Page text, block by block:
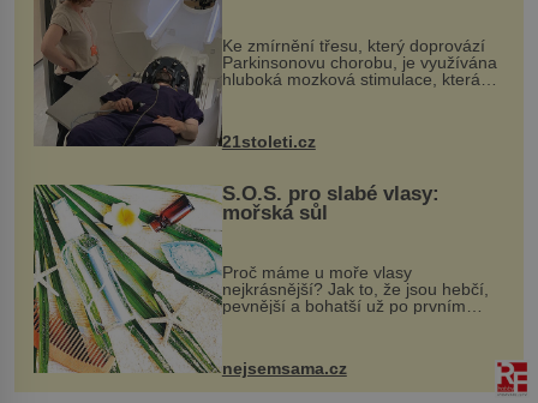
Ke zmírnění třesu, který doprovází
Parkinsonovu chorobu, je využívána
hluboká mozková stimulace, která
však vyžaduje vysoce invazivní
zákrok. Ultrazvuk zase není vhodný
k dostatečně přesnému zacílení ...
21stoleti.cz
S.O.S. pro slabé vlasy:
mořská sůl
Proč máme u moře vlasy
nejkrásnější? Jak to, že jsou hebčí,
pevnější a bohatší už po prvním
vlasy. ...
nejsemsama.cz